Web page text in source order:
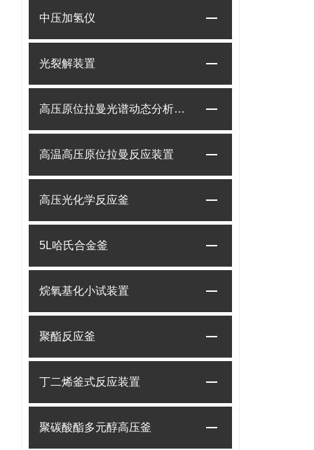
中压加氢仪
光裂解装置
高压原位拉曼光谱动态分析系统
高温高压原位拉曼反应装置
高压光化学反应釜
5L哈氏合金釜
烷氧基化小试装置
聚酯反应釜
丁二烯釜式反应装置
聚碳酸酯多元醇高压釜